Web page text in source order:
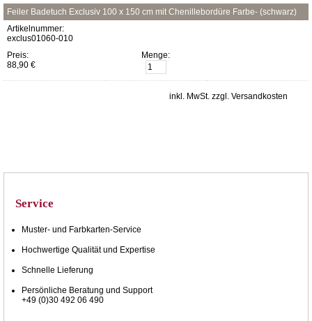
Feiler Badetuch Exclusiv 100 x 150 cm mit Chenillebordüre Farbe- (schwarz)
Artikelnummer:
exclus01060-010
Preis:
88,90 €
Menge:
inkl. MwSt. zzgl. Versandkosten
Service
Muster- und Farbkarten-Service
Hochwertige Qualität und Expertise
Schnelle Lieferung
Persönliche Beratung und Support
+49 (0)30 492 06 490